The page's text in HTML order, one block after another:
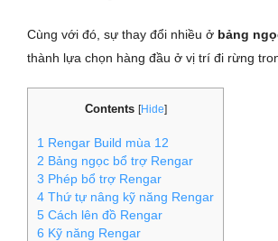
Cùng với đó, sự thay đổi nhiều ở bảng
thành lựa chọn hàng đầu ở vị trí đi rừng
Contents [Hide]
1 Rengar Build mùa 12
2 Bảng ngọc bổ trợ Rengar
3 Phép bổ trợ Rengar
4 Thứ tự nâng kỹ năng Rengar
5 Cách lên đồ Rengar
6 Kỹ năng Rengar